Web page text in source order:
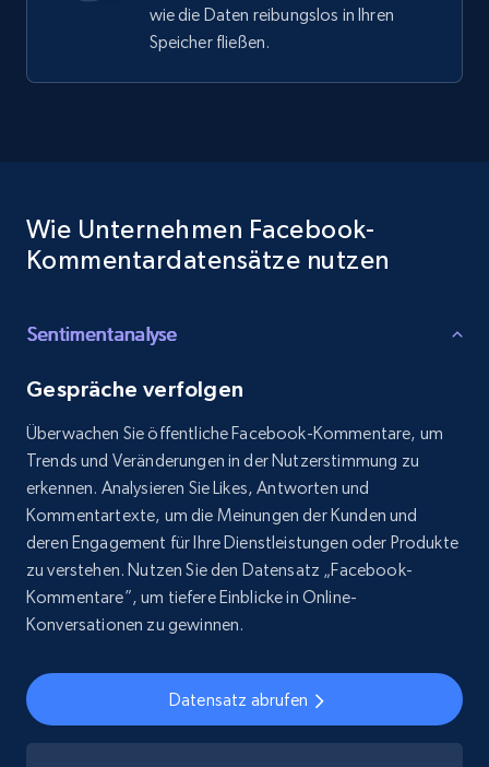
wie die Daten reibungslos in Ihren
Speicher fließen.
Wie Unternehmen Facebook-
Kommentardatensätze nutzen
Sentimentanalyse
Gespräche verfolgen
Überwachen Sie öffentliche Facebook-Kommentare, um
Trends und Veränderungen in der Nutzerstimmung zu
erkennen. Analysieren Sie Likes, Antworten und
Kommentartexte, um die Meinungen der Kunden und
deren Engagement für Ihre Dienstleistungen oder Produkte
zu verstehen. Nutzen Sie den Datensatz „Facebook-
Kommentare”, um tiefere Einblicke in Online-
Konversationen zu gewinnen.
Datensatz abrufen